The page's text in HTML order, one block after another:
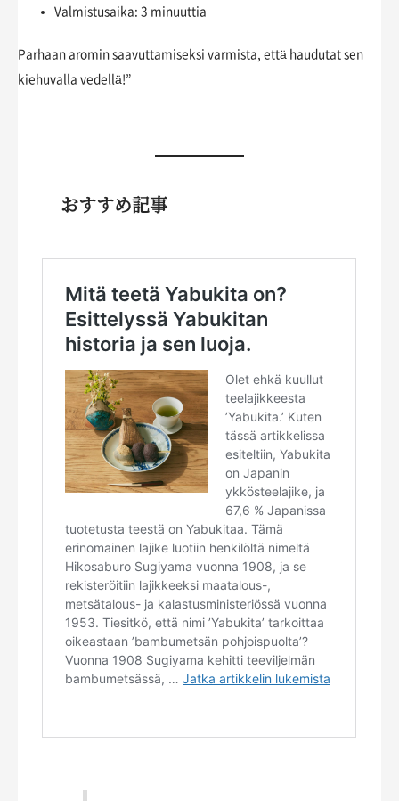
Valmistusaika: 3 minuuttia
Parhaan aromin saavuttamiseksi varmista, että haudutat sen
kiehuvalla vedellä!”
おすすめ記事